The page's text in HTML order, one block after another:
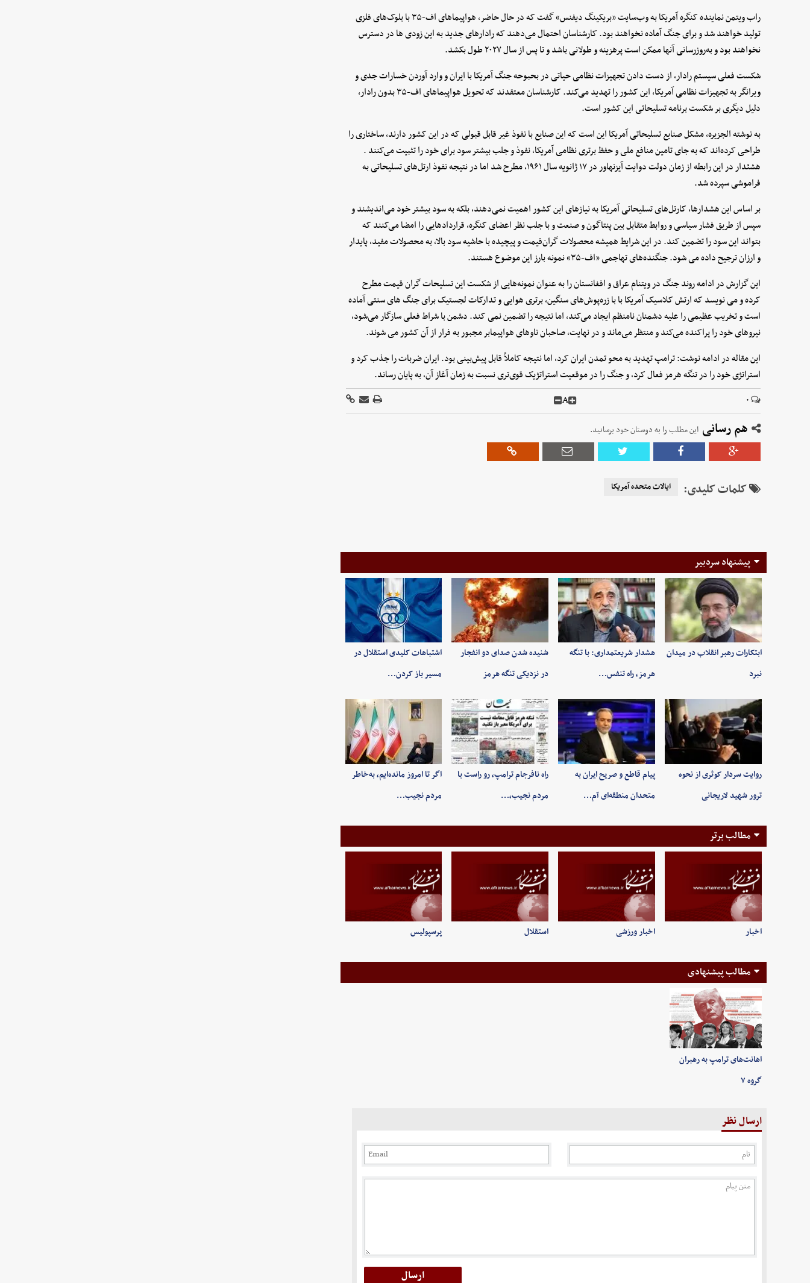
راب ویتمن نماینده کنگره آمریکا به وب‌سایت «بریکینگ دیفنس» گفت که در حال حاضر، هواپیماهای اف-۳۵ با بلوک‌های فلزی
تولید خواهند شد و برای جنگ آماده نخواهند بود. کارشناسان احتمال می‌دهند که رادارهای جدید به این زودی ها در دسترس
نخواهند بود و به‌روزرسانی آنها ممکن است پرهزینه و طولانی باشد و تا پس از سال ۲۰۲۷ طول بکشد.
شکست فعلی سیستم رادار، از دست دادن تجهیزات نظامی حیاتی در بحبوحه جنگ آمریکا با ایران و وارد آوردن خسارات جدی و
ویرانگر به تجهیزات نظامی آمریکا، این کشور را تهدید می‌کند. کارشناسان معتقدند که تحویل هواپیماهای اف-۳۵ بدون رادار،
دلیل دیگری بر شکست برنامه تسلیحاتی این کشور است.
به نوشته الجزیره، مشکل صنایع تسلیحاتی آمریکا این است که این صنایع با نفوذ غیر قابل قبولی که در این کشور دارند، ساختاری را
طراحی کرده‌اند که به جای تامین منافع ملی و حفظ برتری نظامی آمریکا، نفوذ و جلب بیشتر سود برای خود را تثبیت می‌کنند .
هشئدار در این رابطه از زمان دولت دوایت آیزنهاور در ۱۷ ژانویه سال ۱۹۶۱، مطرح شد اما در نتیجه نفوذ ارتل‌های تسلیحاتی به
فراموشی سپرده شد.
بر اساس این هشدارها، کارتل‌های تسلیحاتی آمریکا به نیازهای این کشور اهمیت نمی‌دهند، بلکه به سود بیشتر خود می‌اندیشند و
سپس از طریق فشار سیاسی و روابط متقابل بین پنتاگون و صنعت و با جلب نظر اعضای کنگره، قراردادهایی را امضا می‌کنند که
بتواند این سود را تضمین کند. در این شرایط همیشه محصولات گران‌قیمت و پیچیده با حاشیه سود بالا، به محصولات مفید، پایدار
و ارزان ترجیح داده می شود. جنگنده‌های تهاجمی «اف-۳۵» نمونه بارز این موضوع هستند.
این گزارش در ادامه روند جنگ در ویتنام عراق و افغانستان را به عنوان نمونه‌هایی از شکست این تسلیحات گران قیمت مطرح
کرده و می نویسد که ارتش کلاسیک آمریکا با با زره‌پوش‌های سنگین، برتری هوایی و تدارکات لجستیک برای جنگ های سنتی آماده
است و تخریب عظیمی را علیه دشمنان نامنظم ایجاد می‌کند، اما نتیجه را تضمین نمی کند. دشمن با شراط فعلی سازگار می‌شود،
نیروهای خود را پراکنده می‌کند و منتظر می‌ماند و در نهایت، صاحبان ناوهای هواپیمابر مجبور به فرار از آن کشور می شوند.
این مقاله در ادامه نوشت: ترامپ تهدید به محو تمدن ایران کرد، اما نتیجه کاملاً قابل پیش‌بینی بود. ایران ضربات را جذب کرد و
استراتژی خود را در تنگه هرمز فعال کرد، و جنگ را در موقعیت استراتژیک قوی‌تری نسبت به زمان آغاز آن، به پایان رساند.
۰ A
هم رسانی این مطلب را به دوستان خود برسانید.
کلمات کلیدی: ایالات متحده آمریکا
پیشنهاد سردبیر
ابتکارات رهبر انقلاب در میدان
نبرد
هشدار شریعتمداری: با تنگه
هرمز، راه تنفس…
شنیده شدن صدای دو انفجار
در نزدیکی تنگه هرمز
اشتباهات کلیدی استقلال در
مسیر باز کردن…
روایت سردار کوثری از نحوه
ترور شهید لاریجانی
پیام قاطع و صریح ایران به
متحدان منطقه‌ای آم…
راه نافرجام ترامپ، رو راست با
مردم نجیب،…
اگر تا امروز مانده‌ایم، به‌خاطر
مردم نجیب…
مطالب برتر
اخبار اخبار ورزشی استقلال پرسپولیس
مطالب پیشنهادی
اهانت‌های ترامپ به رهبران
گروه ۷
ارسال نظر